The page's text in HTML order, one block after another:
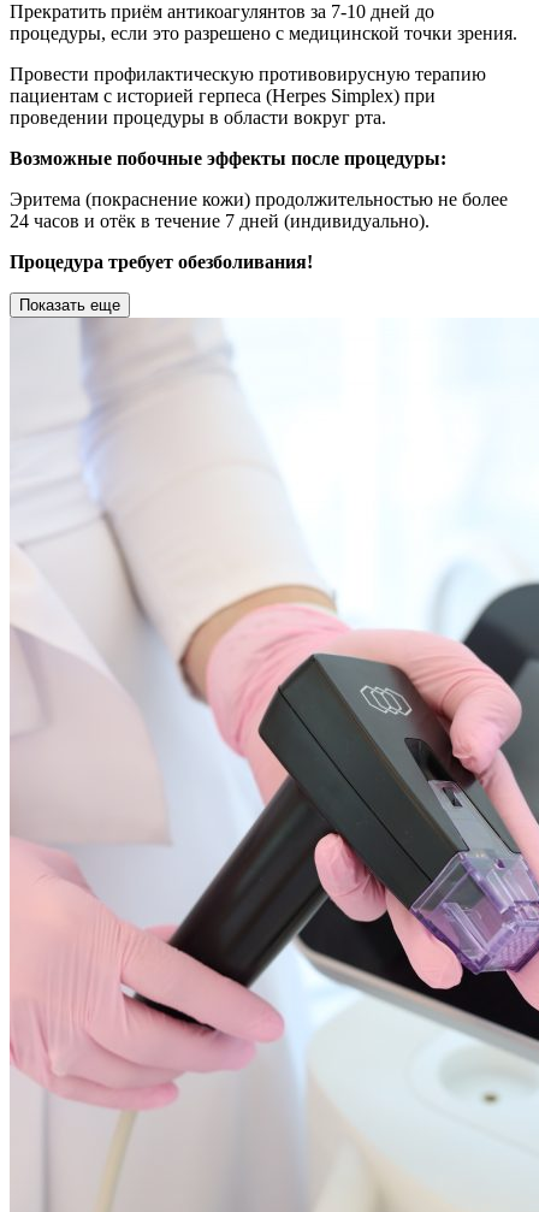
Прекратить приём антикоагулянтов за 7-10 дней до
процедуры, если это разрешено с медицинской точки зрения.
Провести профилактическую противовирусную терапию
пациентам с историей герпеса (Herpes Simplex) при
проведении процедуры в области вокруг рта.
Возможные побочные эффекты после процедуры:
Эритема (покраснение кожи) продолжительностью не более
24 часов и отёк в течение 7 дней (индивидуально).
Процедура требует обезболивания!
Показать еще